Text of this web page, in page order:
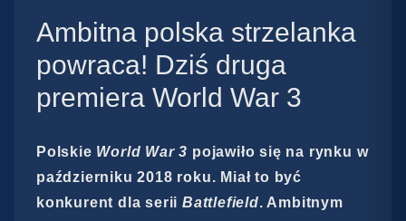
Ambitna polska strzelanka
powraca! Dziś druga
premiera World War 3
Polskie World War 3 pojawiło się na rynku w
październiku 2018 roku. Miał to być
konkurent dla seriiBattlefield. Ambitnym